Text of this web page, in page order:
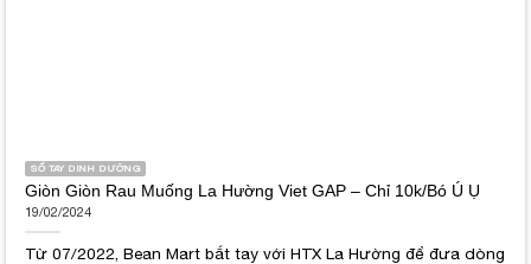
SỐ TAY DINH DƯỠNG
Giòn Giòn Rau Muống La Hường Viet GAP – Chỉ 10k/Bó Ú Ụ
19/02/2024
Từ 07/2022, Bean Mart bắt tay với HTX La Hường để đưa dòng